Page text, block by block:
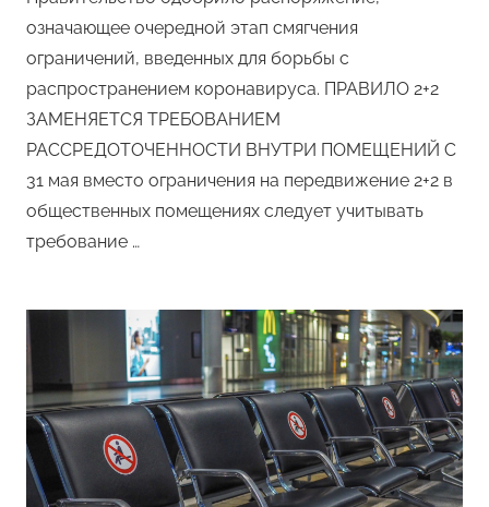
означающее очередной этап смягчения
ограничений, введенных для борьбы с
распространением коронавируса. ПРАВИЛО 2+2
ЗАМЕНЯЕТСЯ ТРЕБОВАНИЕМ
РАССРЕДОТОЧЕННОСТИ ВНУТРИ ПОМЕЩЕНИЙ С
31 мая вместо ограничения на передвижение 2+2 в
общественных помещениях следует учитывать
требование …